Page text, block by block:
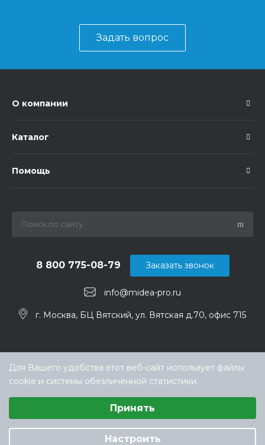
Задать вопрос
О компании
Каталог
Помощь
info@midea-pro.ru
8 800 775-08-79
г. Москва, БЦ Вятский, ул. Вятская д.70, офис 715
Заказать звонок
дилер Midea в России
Для Вашего удобства этот веб-сайт использует файлы
cookie и системы обезличенной статистики.
Принять
Настроить